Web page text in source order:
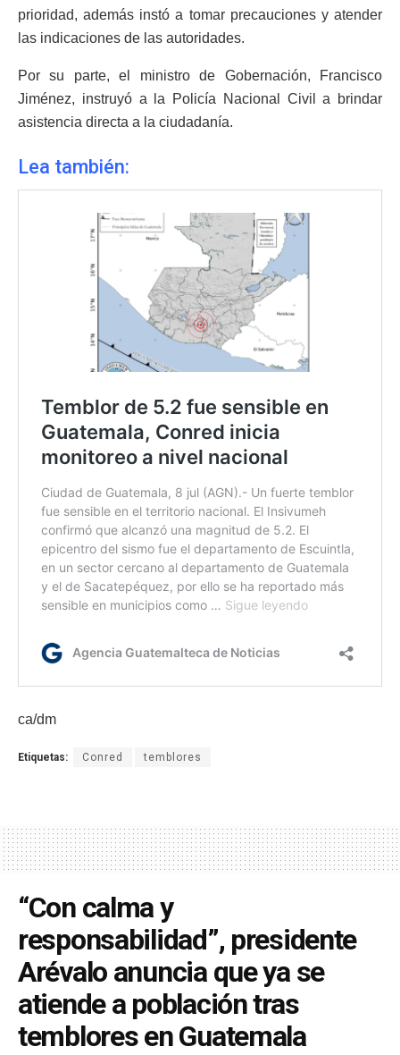
prioridad, además instó a tomar precauciones y atender
las indicaciones de las autoridades.
Por su parte, el ministro de Gobernación, Francisco
Jiménez, instruyó a la Policía Nacional Civil a brindar
asistencia directa a la ciudadanía.
Lea también:
ca/dm
Etiquetas: Conred temblores
“Con calma y
responsabilidad”, presidente
Arévalo anuncia que ya se
atiende a población tras
temblores en Guatemala